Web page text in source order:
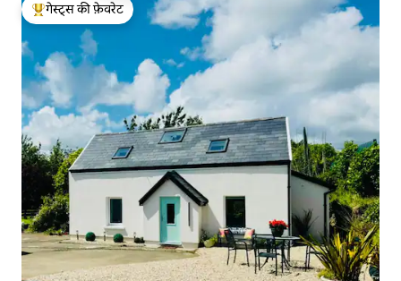
गेस्ट्स का टॉप फ़ेवरेट
गेस्ट्स की फ़ेवरेट